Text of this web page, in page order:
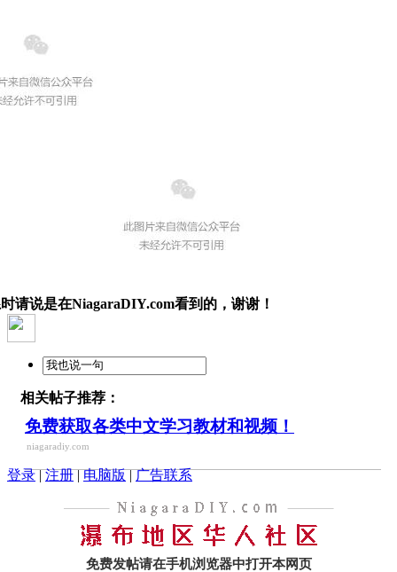
请说是在NiagaraDIY.com看到的，谢谢！
相关帖子推荐：
免费获取各类中文学习教材和视频！
niagaradiy.com
登录|注册|电脑版|广告联系
免费发帖请在手机浏览器中打开本网页